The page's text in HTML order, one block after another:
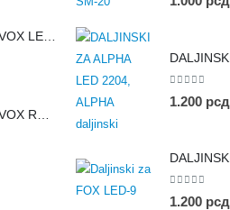
0 out of 5
1.200 рсд
1.200 рсд